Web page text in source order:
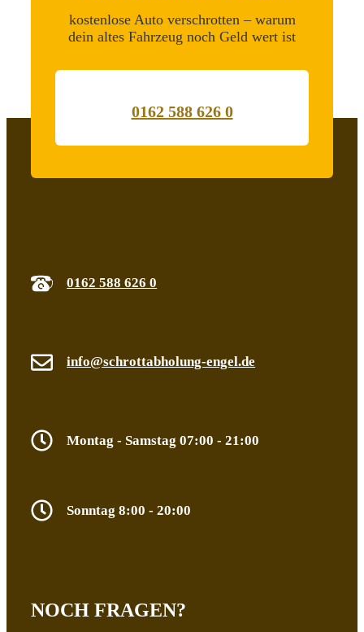
kostenlose Auto verschrotten – warum
dein altes Fahrzeug noch Geld wert ist
0162 588 626 0
0162 588 626 0
info@schrottabholung-engel.de
Montag - Samstag 07:00 - 21:00
Sonntag 8:00 - 20:00
NOCH FRAGEN?